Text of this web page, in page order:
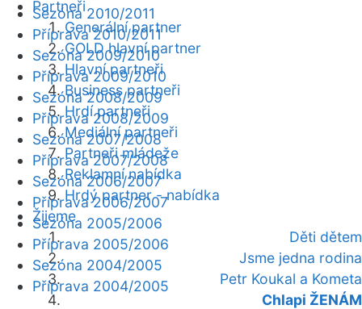
Partneři
Generální partner
GOLD hlavní partner
Hlavní partneři
Business partneři
Hrdí partneři
Mediální partneři
Partneři mládeže
Reklamní nabídka
Hrdý partner - nabídka
Žijeme
Děti dětem
Jsme jedna rodina
Petr Koukal a Kometa
Chlapi ŽENÁM
Sezóna 2010/2011
Příprava 2010/2011
Sezóna 2009/2010
Příprava 2009/2010
Sezóna 2008/2009
Příprava 2008/2009
Sezóna 2007/2008
Příprava 2007/2008
Sezóna 2006/2007
Příprava 2006/2007
Sezóna 2005/2006
Příprava 2005/2006
Sezóna 2004/2005
Příprava 2004/2005